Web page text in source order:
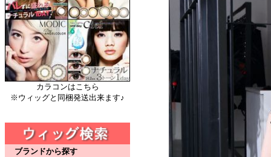
カラコンはこちら
※ウィッグと同梱発送出来ます♪
ブランドから探す